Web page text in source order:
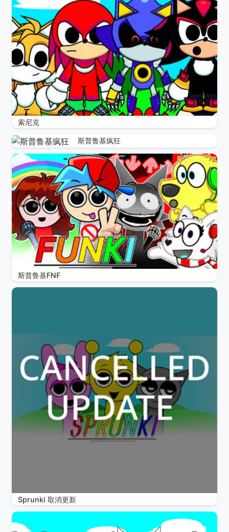
索尼克
斯普鲁基疯狂
斯普鲁基FNF
Sprunki 取消更新